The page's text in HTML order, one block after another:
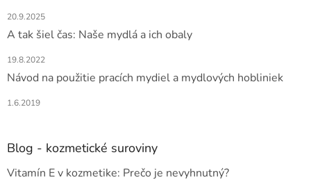
20.9.2025
A tak šiel čas: Naše mydlá a ich obaly
19.8.2022
Návod na použitie pracích mydiel a mydlových hobliniek
1.6.2019
Blog - kozmetické suroviny
Vitamín E v kozmetike: Prečo je nevyhnutný?